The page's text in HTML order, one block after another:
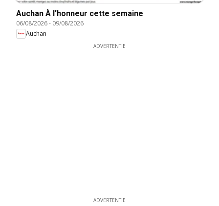
Auchan À l'honneur cette semaine
06/08/2026- 09/08/2026
Auchan
ADVERTENTIE
ADVERTENTIE